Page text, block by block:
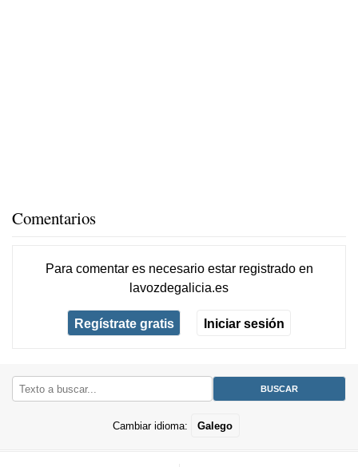
Comentarios
Para comentar es necesario estar registradoen
lavozdegalicia.es
Regístrate gratis Iniciar sesión
Cambiar idioma: Galego